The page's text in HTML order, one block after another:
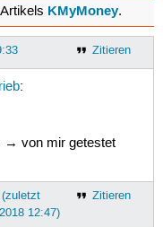
KMyMoney.
Zitieren
:
→ von mir getestet
Zitieren
12:47)